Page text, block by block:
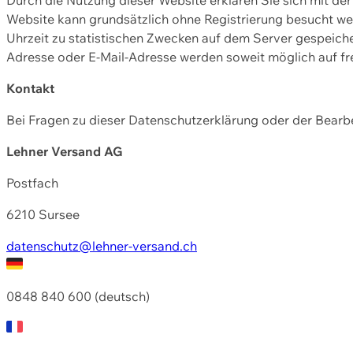
Website kann grundsätzlich ohne Registrierung besucht
Uhrzeit zu statistischen Zwecken auf dem Server
Adresse oder E-Mail-Adresse werden soweit möglich auf
Kontakt
Bei Fragen zu dieser Datenschutzerklärung oder der
Lehner Versand AG
Postfach
6210 Sursee
datenschutz@lehner-versand.ch
0848 840 600 (deutsch)